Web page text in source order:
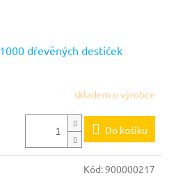
dřevěných destiček
skladem u výrobce
Do košíku
Kód:900000217